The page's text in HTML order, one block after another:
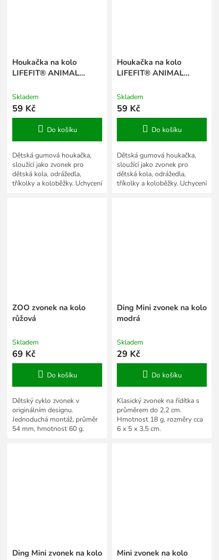
Houkačka na kolo
LIFEFIT® ANIMAL
Skladem
59 Kč
Do košíku
Dětská gumová houkačka,
sloužící jako zvonek pro
dětská kola, odrážedla,
tříkolky a koloběžky. Uchycení
Houkačka na kolo
LIFEFIT® ANIMAL
Skladem
59 Kč
Do košíku
Dětská gumová houkačka,
sloužící jako zvonek pro
dětská kola, odrážedla,
tříkolky a koloběžky. Uchycení
ZOO zvonek na kolo
růžová
Skladem
69 Kč
Do košíku
Dětský cyklo zvonek v
originálním designu.
Jednoduchá montáž, průměr
54 mm, hmotnost 60 g.
Ding Mini zvonek na kolo
modrá
Skladem
29 Kč
Do košíku
Klasický zvonek na řídítka s
průměrem do 2,2 cm.
Hmotnost 18 g, rozměry cca
6 x 5 x 3,5 cm.
Ding Mini zvonek na kolo
Mini zvonek na kolo